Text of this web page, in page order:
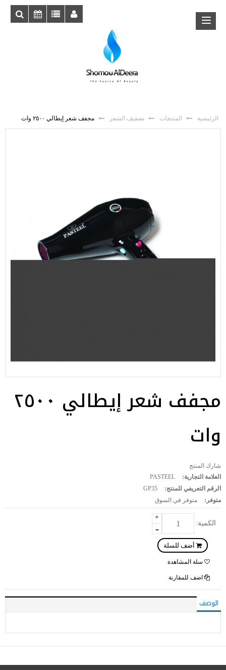
الرئيسية المنتجات تصفيف الشعر مجفف شعر إيطالي ٢٥٠٠ وات
مجفف شعر إيطالي ٢٥٠٠
وات
شارك المنتج
العلامة التجارية:
PASTEEL
الرقم التعريفي للمنتج:
متوفر:
متوفر في السوق
الكمية:
+
-
سلة المشاهدة
اضف للمقارنة
الوصف